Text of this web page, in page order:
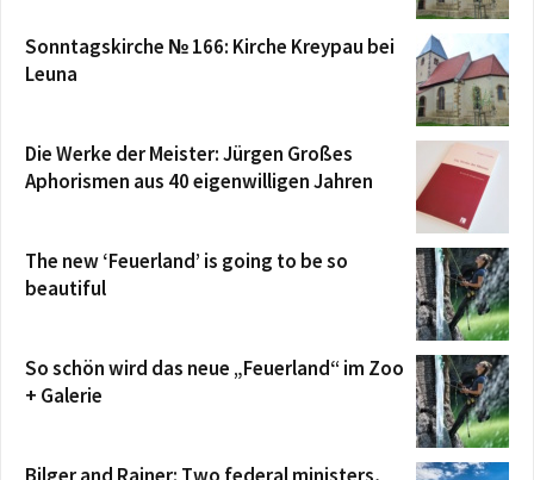
Sonntagskirche № 166: Kirche Kreypau bei
Leuna
Die Werke der Meister: Jürgen Großes
Aphorismen aus 40 eigenwilligen Jahren
The new ‘Feuerland’ is going to be so
beautiful
So schön wird das neue „Feuerland“ im Zoo
+ Galerie